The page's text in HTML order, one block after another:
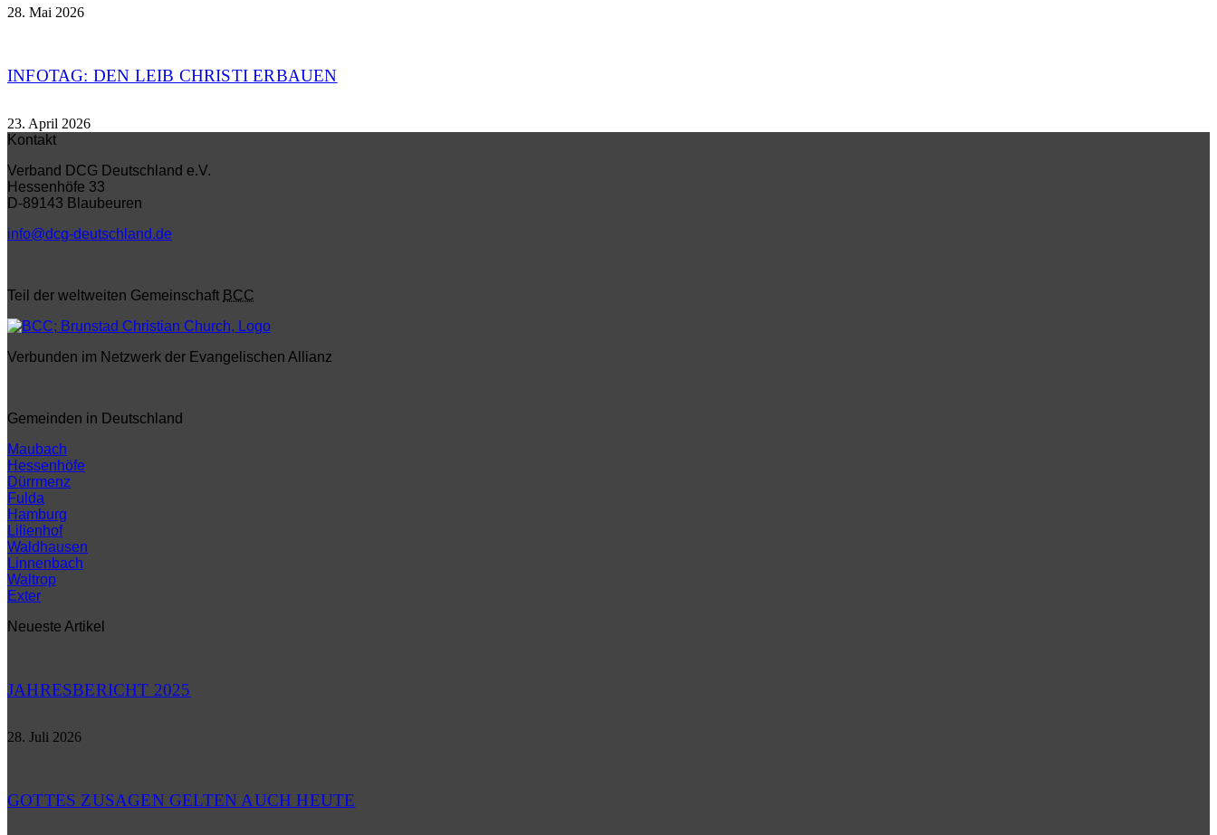
28. Mai 2026
INFOTAG: DEN LEIB CHRISTI ERBAUEN
23. April 2026
Kontakt
Verband DCG Deutschland e.V.
Hessenhöfe 33
D-89143 Blaubeuren
info@dcg-deutschland.de
Teil der weltweiten Gemeinschaft BCC
Verbunden im Netzwerk der Evangelischen Allianz
Gemeinden in Deutschland
Maubach
Hessenhöfe
Dürrmenz
Fulda
Hamburg
Lilienhof
Waldhausen
Linnenbach
Waltrop
Exter
Neueste Artikel
JAHRESBERICHT 2025
28. Juli 2026
GOTTES ZUSAGEN GELTEN AUCH HEUTE